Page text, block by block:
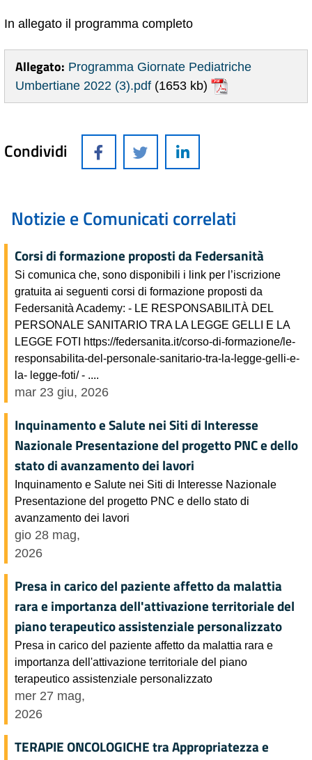
In allegato il programma completo
Allegato: Programma Giornate Pediatriche
Umbertiane 2022 (3).pdf (1653 kb)
Condividi
Notizie e Comunicati correlati
Corsi di formazione proposti da Federsanità
Si comunica che, sono disponibili i link per l’iscrizione
gratuita ai seguenti corsi di formazione proposti da
Federsanità Academy: - LE RESPONSABILITÀ DEL
PERSONALE SANITARIO TRA LA LEGGE GELLI E LA
LEGGE FOTI https://federsanita.it/corso-di-formazione/le-
responsabilita-del-personale-sanitario-tra-la-legge-gelli-e-
la- legge-foti/ - ....
mar 23 giu, 2026
Inquinamento e Salute nei Siti di Interesse
Nazionale Presentazione del progetto PNC e dello
stato di avanzamento dei lavori
Inquinamento e Salute nei Siti di Interesse Nazionale
Presentazione del progetto PNC e dello stato di
avanzamento dei lavori
gio 28 mag,
2026
Presa in carico del paziente affetto da malattia
rara e importanza dell'attivazione territoriale del
piano terapeutico assistenziale personalizzato
Presa in carico del paziente affetto da malattia rara e
importanza dell'attivazione territoriale del piano
terapeutico assistenziale personalizzato
mer 27 mag,
2026
TERAPIE ONCOLOGICHE tra Appropriatezza e